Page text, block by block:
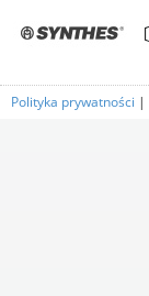
Polityka prywatności |